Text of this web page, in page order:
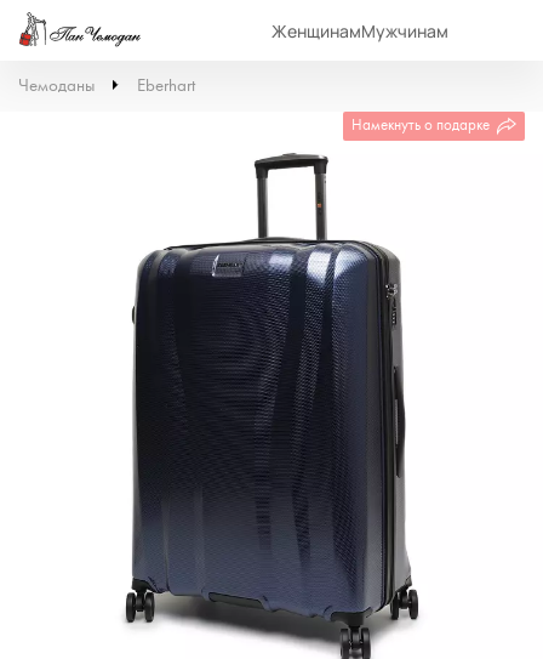
ЖенщинамМужчинам
Чемоданы Eberhart
Намекнуть о подарке